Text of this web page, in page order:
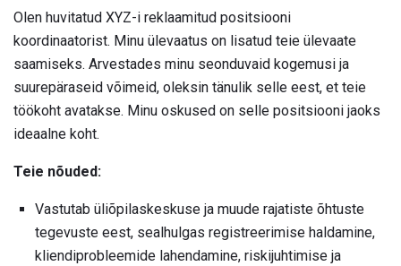
Olen huvitatud XYZ-i reklaamitud positsiooni
koordinaatorist. Minu ülevaatus on lisatud teie ülevaate
saamiseks. Arvestades minu seonduvaid kogemusi ja
suurepäraseid võimeid, oleksin tänulik selle eest, et teie
töökoht avatakse. Minu oskused on selle positsiooni jaoks
ideaalne koht.
Teie nõuded:
Vastutab üliõpilaskeskuse ja muude rajatiste õhtuste
tegevuste eest, sealhulgas registreerimise haldamine,
kliendiprobleemide lahendamine, riskijuhtimise ja